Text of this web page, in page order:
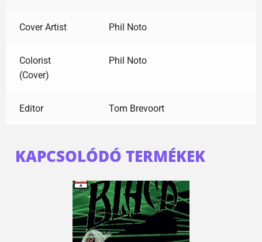
Cover Artist Phil Noto
Colorist
(Cover)
Phil Noto
Editor Tom Brevoort
KAPCSOLÓDÓ TERMÉKEK